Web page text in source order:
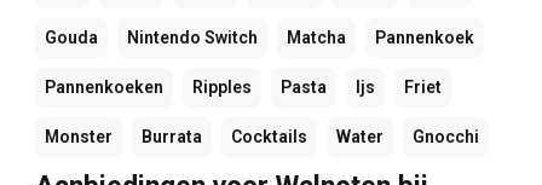
Gouda Nintendo Switch Matcha Pannenkoek
Pannenkoeken Ripples Pasta Ijs Friet
Monster Burrata Cocktails Water Gnocchi